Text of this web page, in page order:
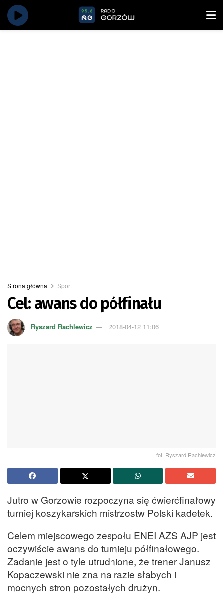
Strona główna Sport
Cel: awans do półfinału
Ryszard Rachlewicz 2018-04-12 11:06
fot. Ryszard Rachlewicz
Jutro w Gorzowie rozpoczyna się ćwierćfinałowy
turniej koszykarskich mistrzostw Polski kadetek.
Celem miejscowego zespołu ENEI AZS AJP jest
oczywiście awans do turnieju półfinałowego.
Zadanie jest o tyle utrudnione, że trener Janusz
Kopaczewski nie zna na razie słabych i
mocnych stron pozostałych drużyn.